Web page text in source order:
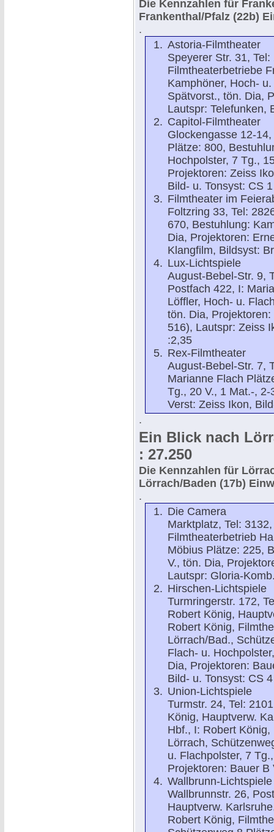
Die Kennzahlen für
Frankenthal/Pfalz (22b)
.
Astoria-Filmtheater
Speyerer Str. 31,
Filmtheaterbetriebe
Kamphöner, Hoch-
Spätvorst., tön. Dia,
Lautspr: Telefunken,
Capitol-Filmtheater
Glockengasse 12-
Plätze: 800,
Hochpolster, 7 Tg.,
Projektoren: Zeiss
Bild- u. Tonsyst: CS
Filmtheater im
Foltzring 33, Tel:
670, Bestuhlung:
Dia, Projektoren:
Klangfilm, Bildsyst:
Lux-Lichtspiele
August-Bebel-Str. 9,
Postfach 422, I:
Löffler, Hoch- u.
tön. Dia,
516), Lautspr: Zeiss
:2,35
Rex-Filmtheater
August-Bebel-Str. 7,
Marianne Flach
Tg., 20 V., 1 Mat.-,
Verst: Zeiss Ikon,
.
Ein Blick nach
: 27.250
Die Kennzahlen für
Lörrach/Baden (17b)
.
Die Camera
Marktplatz, Tel:
Filmtheaterbetrieb
Möbius Plätze: 225,
V., tön. Dia,
Lautspr: Gloria-
Hirschen-Lichtspiele
Turmringerstr. 172,
Robert König,
Robert König,
Lörrach/Bad.,
Flach- u.
Dia, Projektoren:
Bild- u. Tonsyst: CS
Union-Lichtspiele
Turmstr. 24, Tel:
König, Hauptverw.
Hbf., I: Robert
Lörrach,
u. Flachpolster, 7
Projektoren: Bauer
Wallbrunn-Lichtspiele
Wallbrunnstr. 26,
Hauptverw.
Robert König,